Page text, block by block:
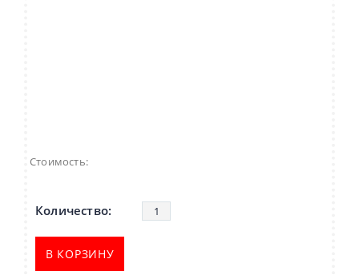
Стоимость:
В КОРЗИНУ